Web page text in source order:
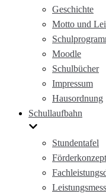
Geschichte
Motto und
Moodle
Schulbücher
Impressum
Hausordnung
Schullaufbahn
Stundentafel
Förderkonzept